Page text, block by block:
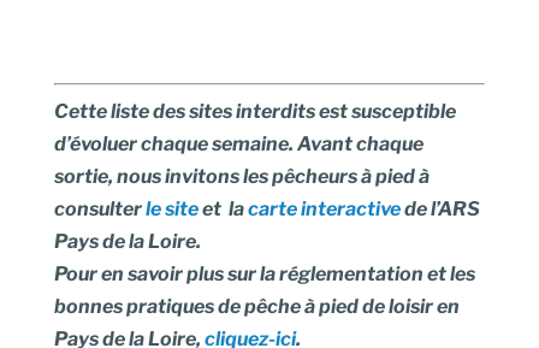
Cette liste des sites interdits est susceptible
d’évoluer chaque semaine. Avant chaque
sortie, nous invitons les pêcheurs à pied à
consulterle siteet lacarte interactivede l’ARS
Pays de la Loire.
Pour en savoir plus sur la réglementation et les
bonnes pratiques de pêche à pied de loisir en
Pays de la Loire, cliquez-ici.